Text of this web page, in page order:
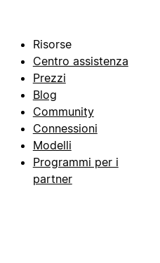
Risorse
Centro assistenza
Prezzi
Blog
Community
Connessioni
Modelli
Programmi per i
partner